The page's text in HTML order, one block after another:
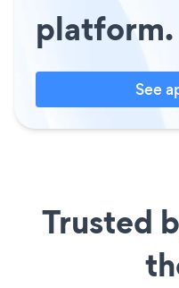
platform.
See
Trusted